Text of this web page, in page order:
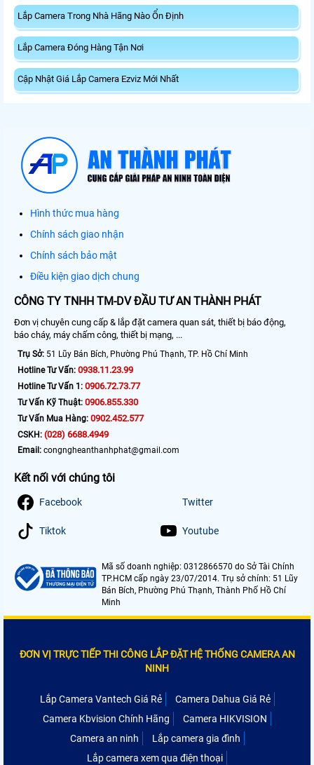
Lắp Camera Trong Nhà Hãng Nào Ổn Định
Lắp Camera Đóng Hàng Tận Nơi
Cập Nhật Giá Lắp Camera Ezviz Mới Nhất
Hình thức mua hàng
Chính sách giao nhận
Chính sách bảo mật
Điều kiện giao dịch chung
CÔNG TY TNHH TM-DV ĐẦU TƯ AN THÀNH PHÁT
Đơn vị chuyên cung cấp & lắp đặt camera quan sát, thiết bị báo động,
báo cháy, máy chấm công, thiết bị mạng, ...
Trụ Sở: 51 Lũy Bán Bích, Phường Phú Thạnh, TP. Hồ Chí Minh
Hotline Tư Vấn: 0938.11.23.99
Hotline Tư Vấn 1: 0906.72.73.77
Tư Vấn Kỹ Thuật: 0906.855.330
Tư Vấn Mua Hàng: 0902.452.577
CSKH: (028) 6688.4949
Email: congngheanthanhphat@gmail.com
Kết nối với chúng tôi
Facebook Twitter
Tiktok Youtube
Mã số doanh nghiệp: 0312866570 do Sở Tài Chính
TP.HCM cấp ngày 23/07/2014. Trụ sở chính: 51 Lũy
Bán Bích, Phường Phú Thạnh, Thành Phố Hồ Chí
Minh
ĐƠN VỊ TRỰC TIẾP THI CÔNG LẮP ĐẶT HỆ THỐNG CAMERA AN
NINH
Lắp Camera Vantech Giá Rẻ
Camera Dahua Giá Rẻ
Camera Kbvision Chính Hãng
Camera HIKVISION
Camera an ninh
Lắp camera gia đình
Lắp camera xem qua điện thoại